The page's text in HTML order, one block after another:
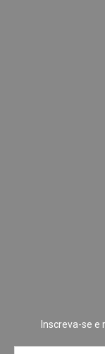
Inscreva-se e